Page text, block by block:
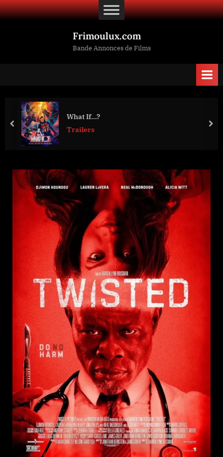
Skip
to
Frimoulux.com
Bande Annonces de Films
What If…?
Trailers
prev